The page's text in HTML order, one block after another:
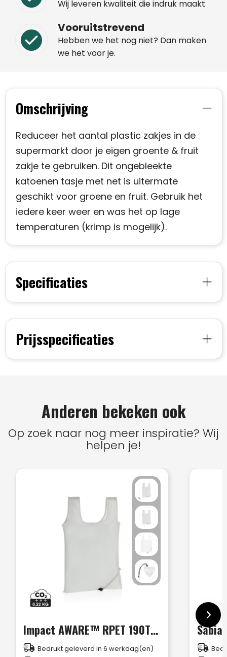
Wij leveren kwaliteit die indruk maakt
Vooruitstrevend
Hebben we het nog niet? Dan maken
we het voor je.
Omschrijving
Reduceer het aantal plastic zakjes in de
supermarkt door je eigen groente & fruit
zakje te gebruiken. Dit ongebleekte
katoenen tasje met net is uitermate
geschikt voor groene en fruit. Gebruik het
iedere keer weer en was het op lage
temperaturen (krimp is mogelijk).
Specificaties
Prijsspecificaties
Anderen bekeken ook
Op zoek naar nog meer inspiratie? Wij
helpen je!
Impact AWARE™ RPET 190T opvouwbare shopper
Bedrukt geleverd in 6 werkdag(en)